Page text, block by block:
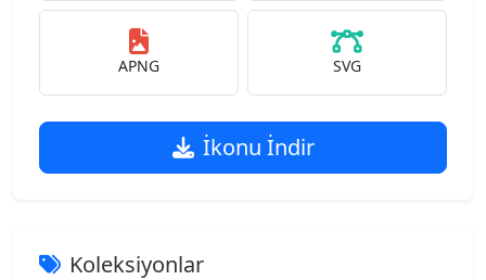
APNG SVG
İkonu İndir
Koleksiyonlar